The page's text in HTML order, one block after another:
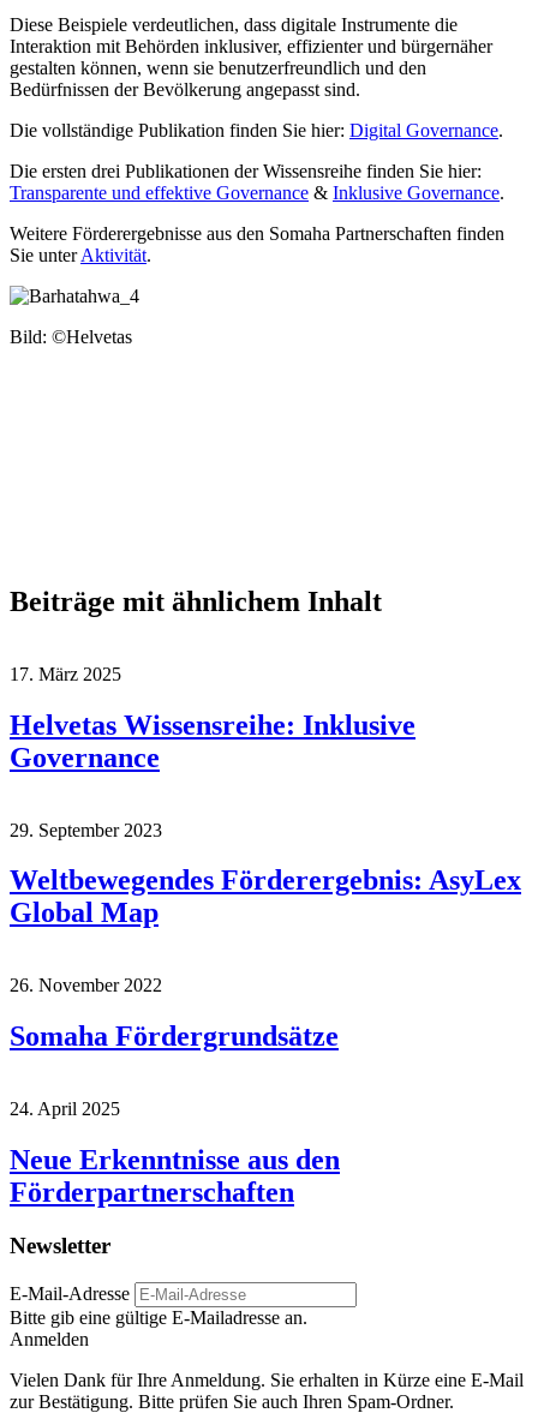
Diese Beispiele verdeutlichen, dass digitale Instrumente die
Interaktion mit Behörden inklusiver, effizienter und bürgernäher
gestalten können, wenn sie benutzerfreundlich und den
Bedürfnissen der Bevölkerung angepasst sind.
Die vollständige Publikation finden Sie hier: Digital Governance.
Die ersten drei Publikationen der Wissensreihe finden Sie hier:
Transparente und effektive Governance & Inklusive Governance.
Weitere Förderergebnisse aus den Somaha Partnerschaften finden
Sie unterAktivität.
Bild: ©Helvetas
Beiträge mit ähnlichem Inhalt
17. März 2025
Helvetas Wissensreihe: Inklusive
Governance
29. September 2023
Weltbewegendes Förderergebnis: AsyLex
Global Map
26. November 2022
Somaha Fördergrundsätze
24. April 2025
Neue Erkenntnisse aus den
Förderpartnerschaften
Newsletter
E-Mail-Adresse
Bitte gib eine gültige E-Mailadresse an.
Anmelden
Vielen Dank für Ihre Anmeldung. Sie erhalten in Kürze eine E-Mail
zur Bestätigung. Bitte prüfen Sie auch Ihren Spam-Ordner.